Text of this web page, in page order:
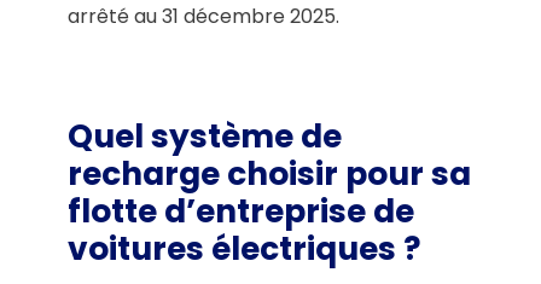
arrêté au 31 décembre 2025.
Quel système de
recharge choisir pour sa
flotte d’entreprise de
voitures électriques ?